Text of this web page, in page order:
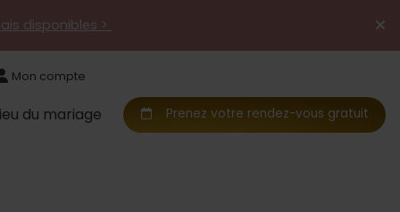
disponibles >
Mon compte
du mariage Prenez votre rendez-vous gratuit